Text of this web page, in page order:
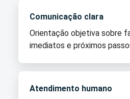
Comunicação clara
Orientação objetiva sobre
imediatos e próximos
Atendimento humano